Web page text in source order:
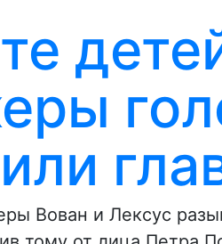
Вован и Лексус